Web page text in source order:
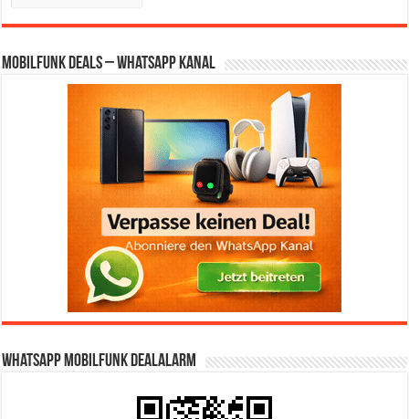
Mobilfunk Deals – WhatsApp Kanal
WhatsApp Mobilfunk DealAlarm